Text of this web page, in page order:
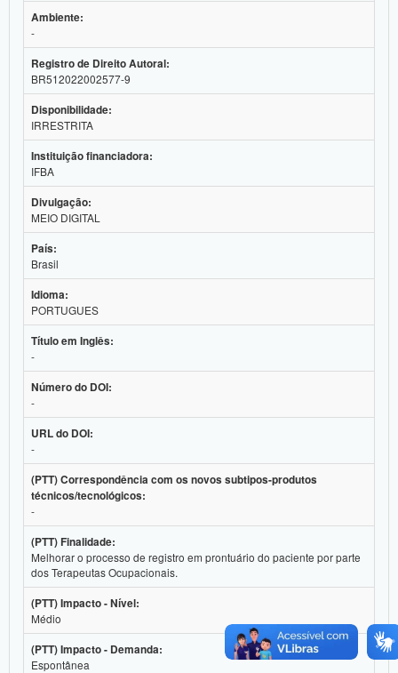
Ambiente:
-
Registro de Direito Autoral:
BR512022002577-9
Disponibilidade:
IRRESTRITA
Instituição financiadora:
IFBA
Divulgação:
MEIO DIGITAL
País:
Brasil
Idioma:
PORTUGUES
Título em Inglês:
-
Número do DOI:
-
URL do DOI:
-
(PTT) Correspondência com os novos subtipos-produtos
técnicos/tecnológicos:
-
(PTT) Finalidade:
Melhorar o processo de registro em prontuário do paciente por parte
dos Terapeutas Ocupacionais.
(PTT) Impacto - Nível:
Médio
(PTT) Impacto - Demanda:
Espontânea